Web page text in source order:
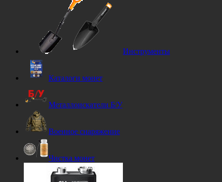
Инструменты
Каталоги монет
Металлоискатели Б/У
Военное снаряжение
Чистка монет